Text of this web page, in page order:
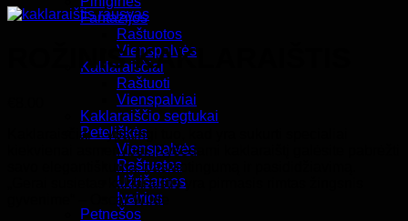
Fantazijos
Raštuotos
Vienspalvės
Kaklaraiščiai
Raštuoti
Vienspalviai
Kaklaraiščio segtukai
Peteliškės
Vienspalvės
Raštuotos
Užrišamos
Įvairios
Petnešos
ROŽINIS KAKLARAIŠTIS
Kaklaraisčiai – ypatingi tuo, kad yra sukurti specialiai
kiekvienai asmenybei. Ryšėdami kaklaraištį galėsite pabrėžti
savo elegantiškumą, paslaptingumą ir pasididžiavimą.
„Gerai susietas kaklaraištis yra pirmasis rimtas žingsnis
gyvenime“ – Oscar Wilde